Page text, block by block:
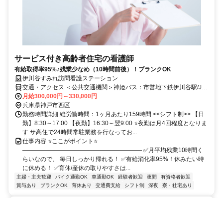
サービス付き高齢者住宅の看護師
有給取得率95%♪残業少なめ（10時間前後）！ブランクOK
伊川谷すみれ訪問看護ステーション
交通・アクセス ＜公共交通機関＞神姫バス：市営地下鉄伊川谷駅/JR
明石駅〜57系統『池上2丁目』下車すぐ。そのほか『上脇』下車〜徒
歩6分など14.57.66.68系統のご利用が可能。 ＜車・バイク＞①三宮
方面から…第二神明道路「大蔵谷インター」から7分、②姫路方面か
ら…第二神明道路「大蔵谷インター」から7分/第二神明道路「伊川谷
インター」から7分、③学園都市駅から10分
月給300,000円～330,000円
兵庫県神戸市西区
勤務時間詳細 総労働時間：1ヶ月あたり159時間 <<シフト制>> 【日
勤】8:30～17:00 【夜勤】16:30～翌9:00 ⭐夜勤は月4回程度となりま
す サ高住で24時間常駐業務を行なってお...
仕事内容 ⭐ここがポイント⭐
―――――――――――――――――――― ✅月平均残業10時間く
らいなので、 毎日しっかり帰れる！ ✅有給消化率95%！休みたい時
に休める！ ✅育休/産休の取りやすさは...
主婦・主夫歓迎 バイク通勤OK 車通勤OK 経験者歓迎 夜間
有資格者歓迎
賞与あり
ブランクOK 育休あり 交通費支給 シフト制 深夜 寮・社宅あり